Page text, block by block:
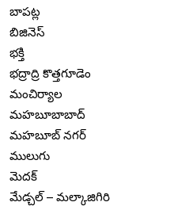
బాపట్ల
బిజినెస్
భక్తి
భద్రాద్రి కొత్తగూడెం
మంచిర్యాల
మహబూబాబాద్
మహబూబ్ నగర్
ములుగు
మెదక్
మేడ్చల్ – మల్కాజిగిరి